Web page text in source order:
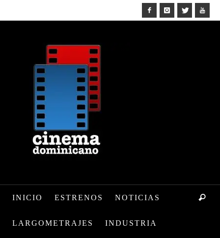
INICIO ESTRENOS NOTICIAS
LARGOMETRAJES INDUSTRIA